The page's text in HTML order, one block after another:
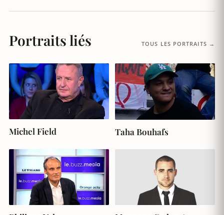
Portraits liés TOUS LES PORTRAITS →
Michel Field Taha Bouhafs